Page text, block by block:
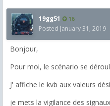
19gg51 16
Posted January 31, 2019
Bonjour,
Pour moi, le scénario se
J' affiche le kvb aux valeurs
je mets la vigilance des